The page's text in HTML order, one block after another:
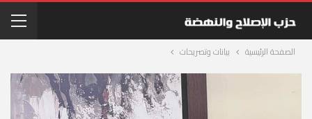
الصفحة الرئيسية بيانات وتصريحات